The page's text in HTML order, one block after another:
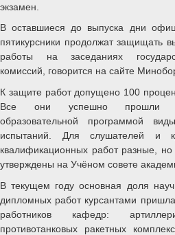
экзамен.
В оставшиеся до выпуска дни
пятикурсники продолжат защищать
работы на заседаниях
комиссий, говорится на сайте
К защите работ допущено 100
Все они успешно прошли
образовательной программой
испытаний. Для слушателей и
квалификационных работ разные,
утверждены на Учёном совете
В текущем году основная доля
дипломных работ курсантами
работников кафедр:
противотанковых ракетных